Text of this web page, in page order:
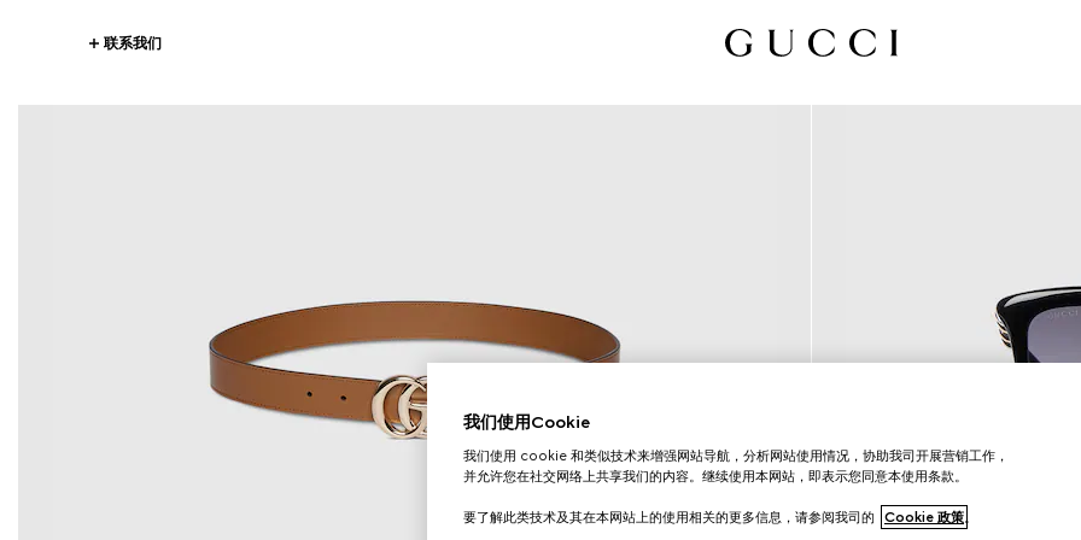
联系我们
我们使用Cookie
我们使用 cookie 和类似技术来增强网站导航，分析网站使用情况，协助我司开展营销工作，
并允许您在社交网络上共享我们的内容。继续使用本网站，即表示您同意本使用条款。
要了解此类技术及其在本网站上的使用相关的更多信息，请参阅我司的 Cookie 政策。